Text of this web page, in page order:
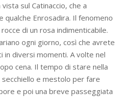
sul Catinaccio, che a
qualche Enrosadira. Il fenomeno
di un rosa indimenticabile.
ogni giorno, così che avrete
in diversi momenti. A volte nel
cena. Il tempo di stare nella
secchiello e mestolo per fare
e poi una breve passeggiata